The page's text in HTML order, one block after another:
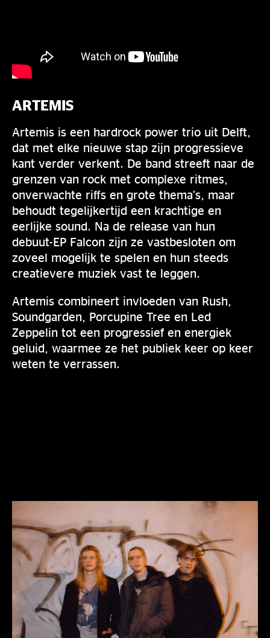
ARTEMIS
Artemis is een hardrock power trio uit Delft,
dat met elke nieuwe stap zijn progressieve
kant verder verkent. De band streeft naar de
grenzen van rock met complexe ritmes,
onverwachte riffs en grote thema’s, maar
behoudt tegelijkertijd een krachtige en
eerlijke sound. Na de release van hun
debuut-EP Falcon zijn ze vastbesloten om
zoveel mogelijk te spelen en hun steeds
creatievere muziek vast te leggen.
Artemis combineert invloeden van Rush,
Soundgarden, Porcupine Tree en Led
Zeppelin tot een progressief en energiek
geluid, waarmee ze het publiek keer op keer
weten te verrassen.